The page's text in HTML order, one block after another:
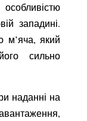
западині.
м’яча, який
сильно
наданні на